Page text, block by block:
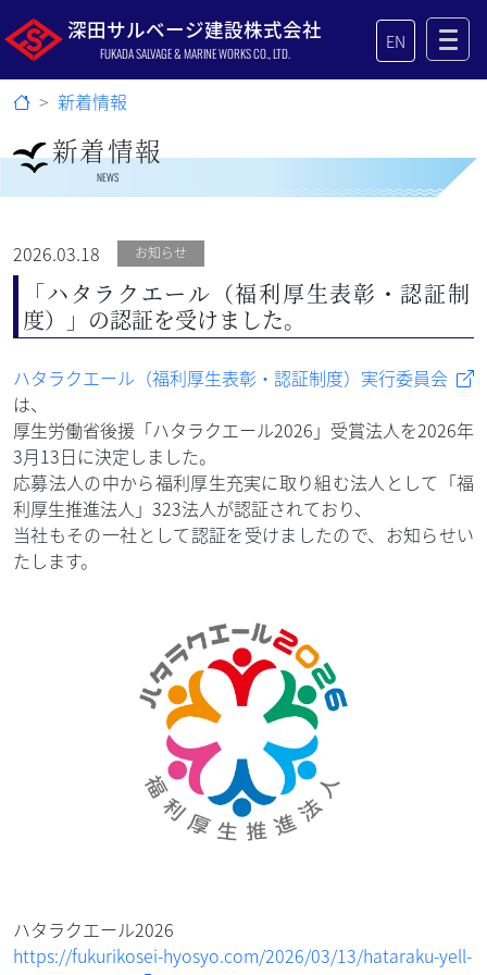
深田サルベージ建設株式会社
FUKADA SALVAGE & MARINE WORKS CO., LTD.
EN
新着情報
新着情報
NEWS
2026.03.18 お知らせ
「ハタラクエール（福利厚生表彰・認証制
度）」の認証を受けました。
ハタラクエール（福利厚生表彰・認証制度）実行委員会
は、
厚生労働省後援「ハタラクエール2026」受賞法人を2026年
3月13日に決定しました。
応募法人の中から福利厚生充実に取り組む法人として「福
利厚生推進法人」323法人が認証されており、
当社もその一社として認証を受けましたので、お知らせい
たします。
ハタラクエール2026
https://fukurikosei-hyosyo.com/2026/03/13/hataraku-yell-